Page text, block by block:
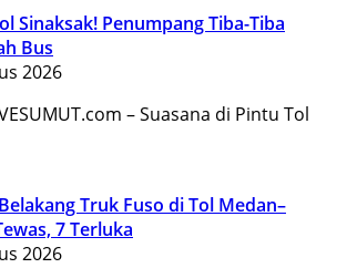
Sinaksak! Penumpang Tiba-Tiba
Bus
2026
– Suasana di Pintu Tol
Truk Fuso di Tol Medan–
7 Terluka
2026